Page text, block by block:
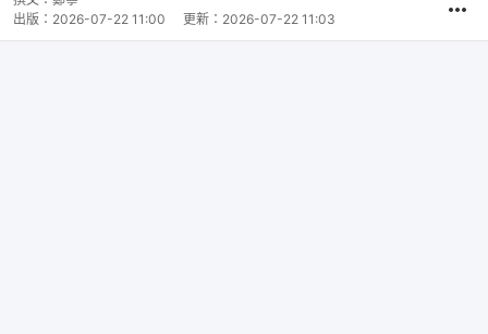
出版： 2026-07-22 11:00 更新： 2026-07-22 11:03